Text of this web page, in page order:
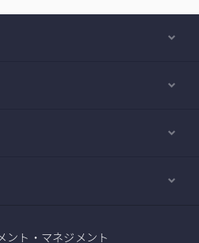
ント・マネジメント